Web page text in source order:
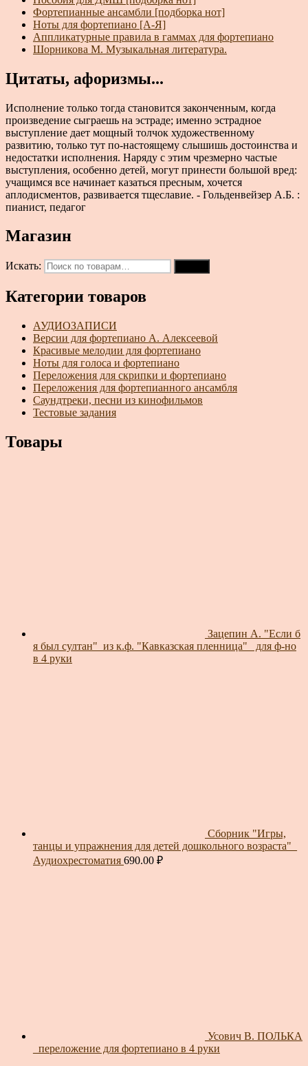
Фортепианные ансамбли [подборка нот]
Ноты для фортепиано [А-Я]
Аппликатурные правила в гаммах для фортепиано
Шорникова М. Музыкальная литература.
Цитаты, афоризмы...
Исполнение только тогда становится законченным, когда
произведение сыграешь на эстраде; именно эстрадное
выступление дает мощный толчок художественному
развитию, только тут по-настоящему слышишь достоинства и
недостатки исполнения. Наряду с этим чрезмерно частые
выступления, особенно детей, могут принести большой вред:
учащимся все начинает казаться пресным, хочется
аплодисментов, развивается тщеславие. - Гольденвейзер А.Б. :
пианист, педагог
Магазин
Искать:
Категории товаров
АУДИОЗАПИСИ
Версии для фортепиано А. Алексеевой
Красивые мелодии для фортепиано
Ноты для голоса и фортепиано
Переложения для скрипки и фортепиано
Переложения для фортепианного ансамбля
Саундтреки, песни из кинофильмов
Тестовые задания
Товары
Зацепин А. "Если б
я был султан"_из к.ф. "Кавказская пленница"_ для ф-но
в 4 руки
Сборник "Игры,
танцы и упражнения для детей дошкольного возраста"_
Аудиохрестоматия 690.00 ₽
Усович В. ПОЛЬКА
_переложение для фортепиано в 4 руки